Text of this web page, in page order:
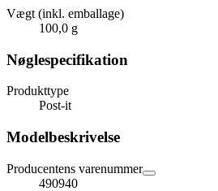
Vægt (inkl. emballage)
100,0 g
Nøglespecifikation
Produkttype
Post-it
Modelbeskrivelse
Producentens varenummer
490940